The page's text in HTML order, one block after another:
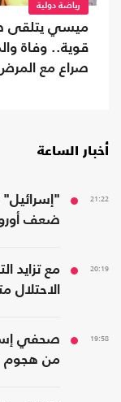
رياضة دولية
ميسي يتلقى
قوية.. وفاة
صراع مع
أخبار الساعة
21:22
ضعف
20:19
مع تزايد
19:58
صحفي
من هجوم 7 أكتوبر